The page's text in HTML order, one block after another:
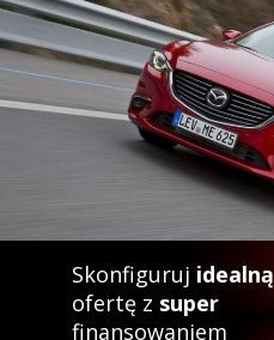
Skonfiguruj idealną
ofertę z super
finansowaniem